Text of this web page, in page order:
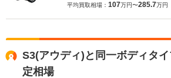
平均買取相場： 107万円〜285.7万円
S3(アウディ)と同一ボディタ
定相場